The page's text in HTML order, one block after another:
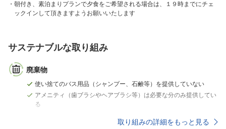
朝付き、素泊まりプランで夕食をご希望される場合は、１９時までにチェ
ックインして頂きますようお願いいたします
サステナブルな取り組み
廃棄物
使い捨てのバス用品（シャンプー、石鹸等）を提供していない
アメニティ（歯ブラシやヘアブラシ等）は必要な分のみ提供してい
る
取り組みの詳細をもっと見る